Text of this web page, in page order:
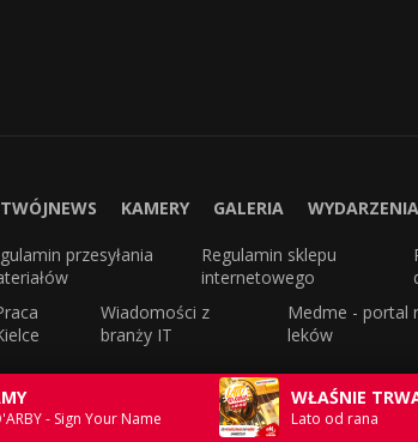
- Sign Your Name
WŁAŚNIE
Lato od rana
TWÓJNEWS KAMERY GALERIA WYDARZENIA
przesyłania
Regulamin sklepu
internetowego
Wiadomości z
branży IT
Medme - portal
leków